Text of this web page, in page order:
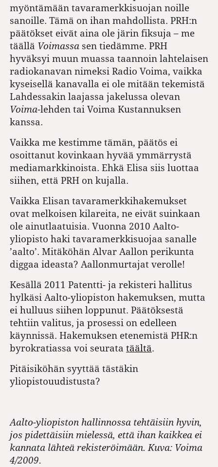
myöntämään tavaramerkkisuojan noille
sanoille. Tämä on ihan mahdollista. PRH:n
päätökset eivät aina ole järin fiksuja – me
täällä Voimassa sen tiedämme. PRH
hyväksyi muun muassa taannoin lahtelaisen
radiokanavan nimeksi Radio Voima, vaikka
kyseisellä kanavalla ei ole mitään tekemistä
Lahdessakin laajassa jakelussa olevan
Voima-lehden tai Voima Kustannuksen
kanssa.
Vaikka me kestimme tämän, päätös ei
osoittanut kovinkaan hyvää ymmärrystä
mediamarkkinoista. Ehkä Elisa siis luottaa
siihen, että PRH on kujalla.
Vaikka Elisan tavaramerkkihakemukset
ovat melkoisen kilareita, ne eivät suinkaan
ole ainutlaatuisia. Vuonna 2010 Aalto-
yliopisto haki tavaramerkkisuojaa sanalle
’aalto’. Mitäköhän Alvar Aallon perikunta
diggaa ideasta? Aallonmurtajat verolle!
Kesällä 2011 Patentti- ja rekisteri hallitus
hylkäsi Aalto-yliopiston hakemuksen, mutta
ei hulluus siihen loppunut. Päätöksestä
tehtiin valitus, ja prosessi on edelleen
käynnissä. Hakemuksen etenemistä PHR:n
byrokratiassa voi seurata täältä.
Pitäisiköhän syyttää tästäkin
yliopistouudistusta?
Aalto-yliopiston hallinnossa tehtäisiin hyvin,
jos pidettäisiin mielessä, että ihan kaikkea ei
kannata lähteä rekisteröimään. Kuva: Voima
4/2009.